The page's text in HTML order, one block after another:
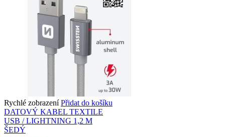
Rychlé zobrazení Přidat do košíku
DATOVÝ KABEL TEXTILE
USB / LIGHTNING 1,2 M
ŠEDÝ